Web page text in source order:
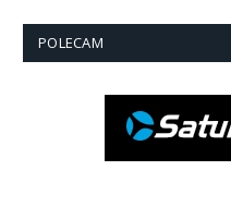
POLECAM